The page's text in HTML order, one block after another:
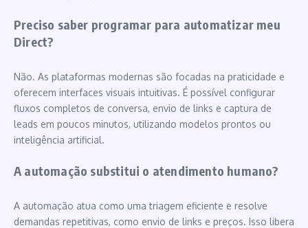
Preciso saber programar para automatizar meu
Direct?
Não. As plataformas modernas são focadas na praticidade e
oferecem interfaces visuais intuitivas. É possível configurar
fluxos completos de conversa, envio de links e captura de
leads em poucos minutos, utilizando modelos prontos ou
inteligência artificial.
A automação substitui o atendimento humano?
A automação atua como uma triagem eficiente e resolve
demandas repetitivas, como envio de links e preços. Isso libera